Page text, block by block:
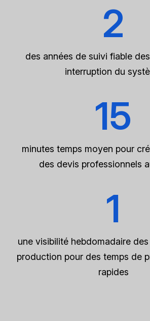
2
des années de suivi fiable
interruption du
15
minutes temps moyen pour
des devis professionnels
1
une visibilité hebdomadaire
production pour des temps de
rapides